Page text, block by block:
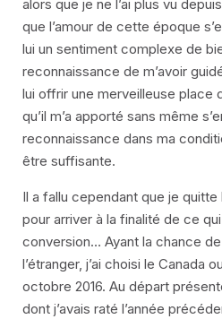
alors que je ne l’ai plus vu
que l’amour de cette époque
lui un sentiment complexe de
reconnaissance de m’avoir
lui offrir une merveilleuse place
qu’il m’a apporté sans même
reconnaissance dans ma
être suffisante.
Il a fallu cependant que je
pour arriver à la finalité de ce
conversion… Ayant la chance
l’étranger, j’ai choisi le Canada
octobre 2016. Au départ
dont j’avais raté l’année